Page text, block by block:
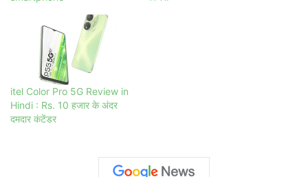
itel Color Pro 5G Review in
Hindi : Rs. 10 हजार के अंदर
दमदार कंटेंडर